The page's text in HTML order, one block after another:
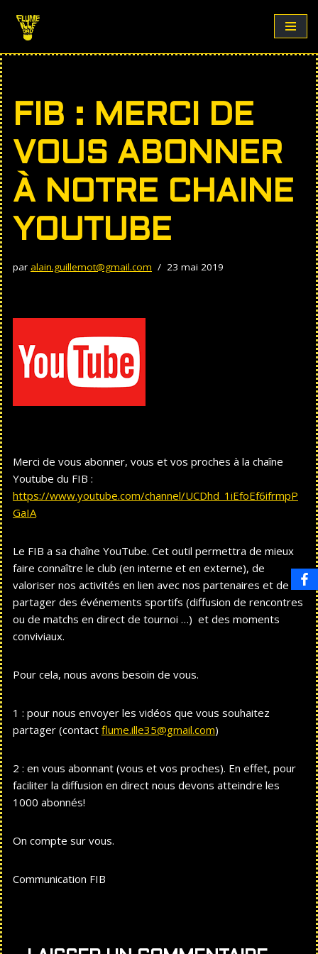
Aller
au
FIB : MERCI DE
VOUS ABONNER
À NOTRE CHAINE
YOUTUBE
par alain.guillemot@gmail.com 23 mai 2019
Merci de vous abonner, vous et vos proches à la chaîne
Youtube du FIB :
https://www.youtube.com/channel/UCDhd_1iEfoEf6ifrmpP
GaIA
Le FIB a sa chaîne YouTube. Cet outil permettra de mieux
faire connaître le club (en interne et en externe), de
valoriser nos activités en lien avec nos partenaires et de
partager des événements sportifs (diffusion de rencontres
ou de matchs en direct de tournoi …) et des moments
conviviaux.
Pour cela, nous avons besoin de vous.
1 : pour nous envoyer les vidéos que vous souhaitez
partager (contact flume.ille35@gmail.com)
2 : en vous abonnant (vous et vos proches). En effet, pour
faciliter la diffusion en direct nous devons atteindre les
1000 abonnés!
On compte sur vous.
Communication FIB